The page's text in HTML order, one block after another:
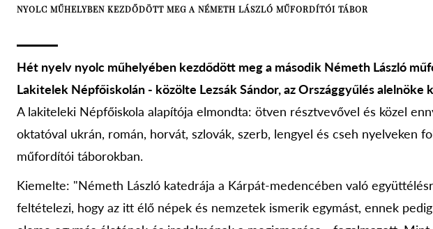
NYOLC MŰHELYBEN KEZDŐDÖTT MEG A NÉMETH LÁSZLÓ MŰFORDÍTÓI TÁBOR
Hét nyelv nyolc műhelyében kezdődött meg a második Németh László
Lakitelek Népfőiskolán - közölte Lezsák Sándor, az Országgyűlés alelnöke
A lakiteleki Népfőiskola alapítója elmondta: ötven résztvevővel és közel
oktatóval ukrán, román, horvát, szlovák, szerb, lengyel és cseh nyelveken
műfordítói táborokban.
Kiemelte: "Németh László katedrája a Kárpát-medencében való
feltételezi, hogy az itt élő népek és nemzetek ismerik egymást, ennek